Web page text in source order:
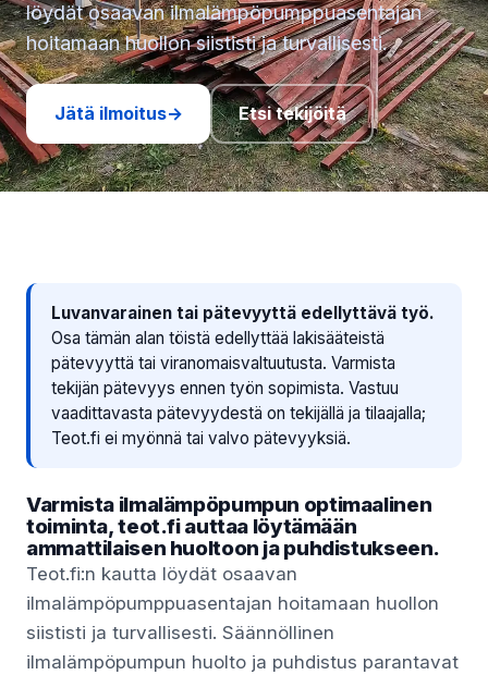
löydät osaavan ilmalämpöpumppuasentajan
hoitamaan huollon siististi ja turvallisesti.
Jätä ilmoitus→ Etsi tekijöitä
Luvanvarainen tai pätevyyttä edellyttävä työ.
Osa tämän alan töistä edellyttää lakisääteistä
pätevyyttä tai viranomaisvaltuutusta. Varmista
tekijän pätevyys ennen työn sopimista. Vastuu
vaadittavasta pätevyydestä on tekijällä ja tilaajalla;
Teot.fi ei myönnä tai valvo pätevyyksiä.
Varmista ilmalämpöpumpun optimaalinen
toiminta, teot.fi auttaa löytämään
ammattilaisen huoltoon ja puhdistukseen.
Teot.fi:n kautta löydät osaavan
ilmalämpöpumppuasentajan hoitamaan huollon
siististi ja turvallisesti. Säännöllinen
ilmalämpöpumpun huolto ja puhdistus parantavat